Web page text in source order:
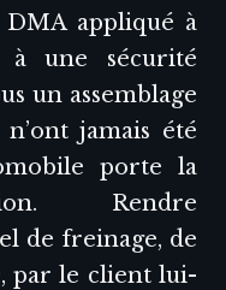
appliqué à
à une sécurité
un assemblage
jamais été
porte la
Rendre
de freinage, de
par le client lui-